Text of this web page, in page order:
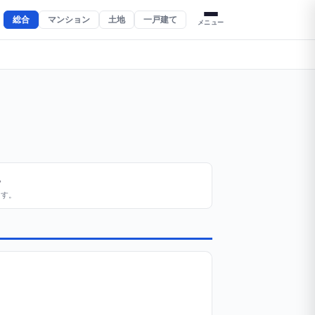
総合 マンション 土地 一戸建て メニュー
。